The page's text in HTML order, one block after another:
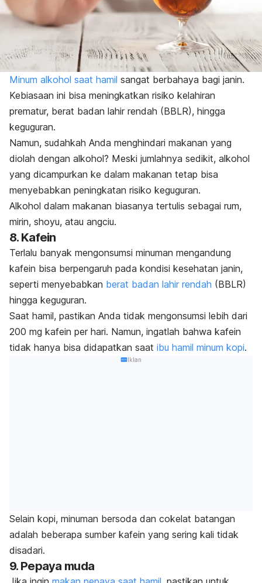
Minum alkohol saat hamil sangat berbahaya bagi janin.
Kebiasaan ini bisa meningkatkan risiko kelahiran
prematur, berat badan lahir rendah (BBLR), hingga
keguguran.
Namun, sudahkah Anda menghindari makanan yang
diolah dengan alkohol? Meski jumlahnya sedikit, alkohol
yang dicampurkan ke dalam makanan tetap bisa
menyebabkan peningkatan risiko keguguran.
Alkohol dalam makanan biasanya tertulis sebagai rum,
mirin, shoyu, atau angciu.
8. Kafein
Terlalu banyak mengonsumsi minuman mengandung
kafein bisa berpengaruh pada kondisi kesehatan janin,
seperti menyebabkan berat badan lahir rendah (BBLR)
hingga keguguran.
Saat hamil, pastikan Anda tidak mengonsumsi lebih dari
200 mg kafein per hari. Namun, ingatlah bahwa kafein
tidak hanya bisa didapatkan saat ibu hamil minum kopi.
Iklan
Selain kopi, minuman bersoda dan cokelat batangan
adalah beberapa sumber kafein yang sering kali tidak
disadari.
9. Pepaya muda